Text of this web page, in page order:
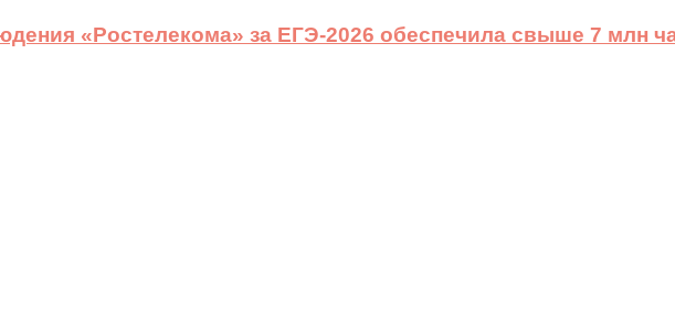
«Ростелекома» за ЕГЭ-2026 обеспечила свыше 7 млн